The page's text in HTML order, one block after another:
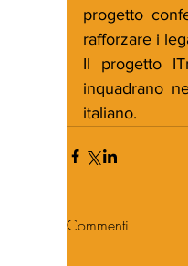
progetto
rafforzare i
Il progetto
inquadrano
italiano.
Commenti